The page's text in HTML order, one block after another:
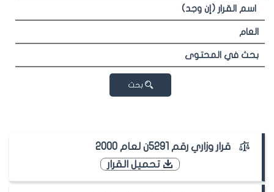
بحث
قرار وزاري رقم 5291ن لعام 2000
تحميل القرار